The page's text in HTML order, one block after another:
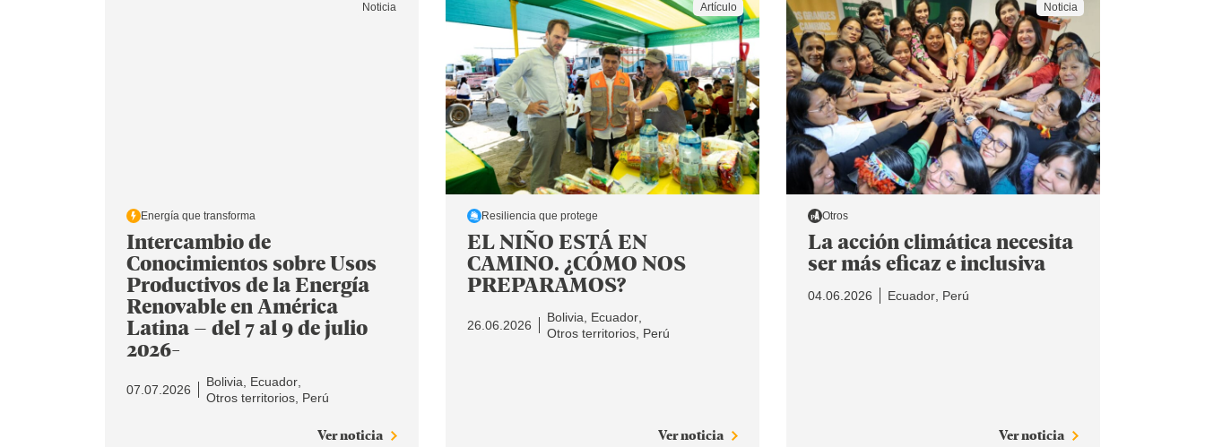
Noticia
Energía que transforma
Intercambio de
Conocimientos sobre Usos
Productivos de la Energía
Renovable en América
Latina – del 7 al 9 de julio
2026-
07.07.2026
Bolivia
Ecuador
Otros territorios Perú
Ver noticia
Artículo
Resiliencia que protege
EL NIÑO ESTÁ EN
CAMINO. ¿CÓMO NOS
PREPARAMOS?
26.06.2026
Bolivia
Ecuador
Otros territorios Perú
Ver noticia
Noticia
Otros
La acción climática necesita
ser más eficaz e inclusiva
04.06.2026 Ecuador Perú
Ver noticia